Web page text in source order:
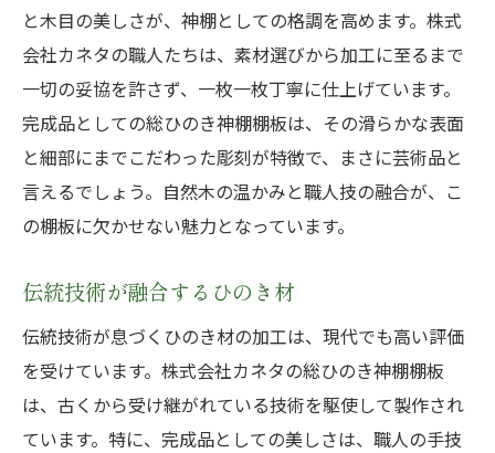
と木目の美しさが、神棚としての格調を高めます。株式
会社カネタの職人たちは、素材選びから加工に至るまで
一切の妥協を許さず、一枚一枚丁寧に仕上げています。
完成品としての総ひのき神棚棚板は、その滑らかな表面
と細部にまでこだわった彫刻が特徴で、まさに芸術品と
言えるでしょう。自然木の温かみと職人技の融合が、こ
の棚板に欠かせない魅力となっています。
伝統技術が融合するひのき材
伝統技術が息づくひのき材の加工は、現代でも高い評価
を受けています。株式会社カネタの総ひのき神棚棚板
は、古くから受け継がれている技術を駆使して製作され
ています。特に、完成品としての美しさは、職人の手技